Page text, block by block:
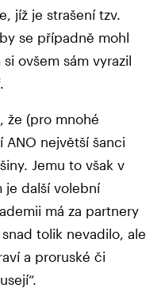
jíž je strašení tzv.
se případně mohl
ovšem sám vyrazil
že (pro mnohé
ANO největší šanci
Jemu to však v
je další volební
má za partnery
tolik nevadilo, ale
a proruské či